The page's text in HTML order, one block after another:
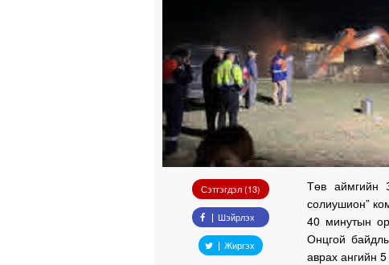
Сэтгэгдэл (13)
Шэйрлэх
Жиргэх
Төв аймгийн
солиушион”
40 минутын
Онцгой
аврах ангийн 5